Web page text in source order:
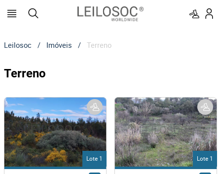
Leilosoc / Imóveis / Terreno
Terreno
Lote 1 Lote 1